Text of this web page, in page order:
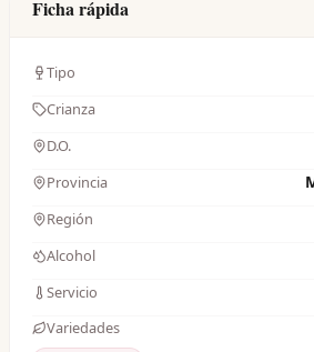
Ficha rápida
Tipo
Crianza
D.O.
Provincia
Región
Alcohol
Servicio
Variedades